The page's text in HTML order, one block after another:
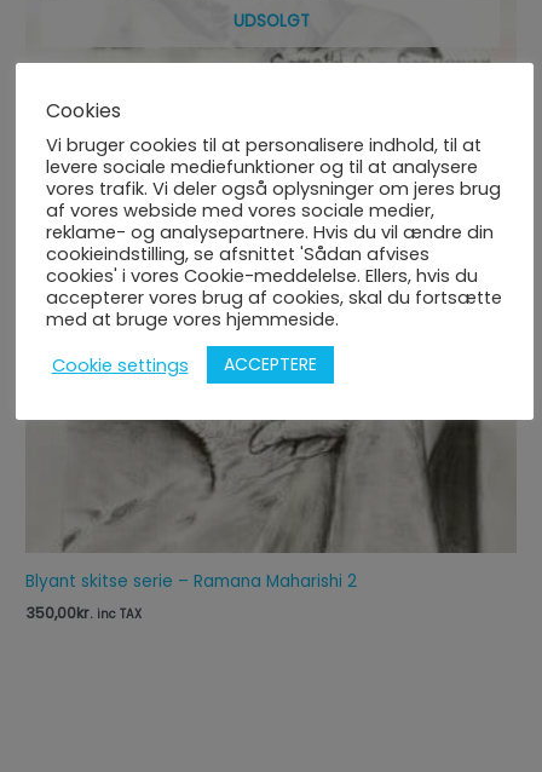
UDSOLGT
Blyant skitse serie – Ramana Maharishi 2
350,00kr. inc TAX
Cookies
Vi bruger cookies til at personalisere indhold, til at
levere sociale mediefunktioner og til at analysere
vores trafik. Vi deler også oplysninger om jeres brug
af vores webside med vores sociale medier,
reklame- og analysepartnere. Hvis du vil ændre din
cookieindstilling, se afsnittet 'Sådan afvises
cookies' i vores Cookie-meddelelse. Ellers, hvis du
accepterer vores brug af cookies, skal du fortsætte
med at bruge vores hjemmeside.
Cookie settings
ACCEPTERE